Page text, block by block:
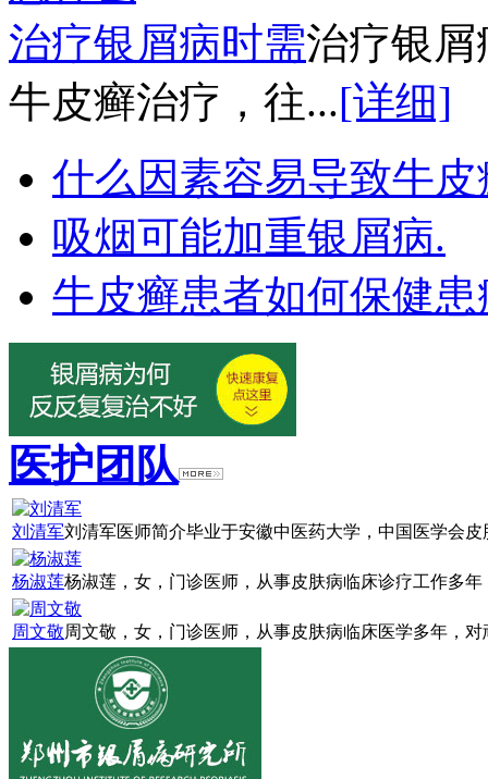
治疗银屑病时需治疗银
牛皮癣治疗，往...[详细]
什么因素容易导致牛皮
吸烟可能加重银屑病.
牛皮癣患者如何保健
医护团队
刘清军刘清军医师简介毕业于安徽中医药大学，中国医学会
杨淑莲杨淑莲，女，门诊医师，从事皮肤病临床诊疗工作多
周文敬周文敬，女，门诊医师，从事皮肤病临床医学多年，